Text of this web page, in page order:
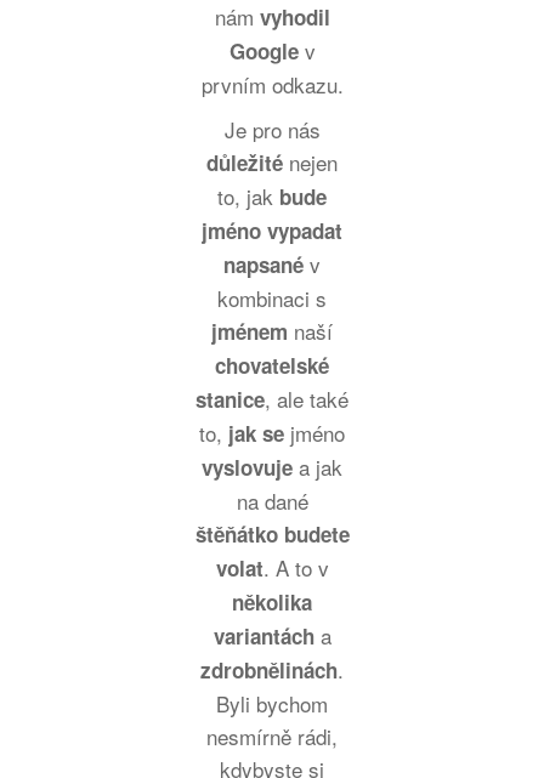
nám vyhodil
Googlev
prvním odkazu.
Je pro nás
důležité nejen
to, jak bude
jméno vypadat
napsané v
kombinaci s
jménem naší
chovatelské
stanice, ale také
to, jak se jméno
vyslovuje a jak
na dané
štěňátko budete
volat. A to v
několika
variantácha
zdrobnělinách.
Byli bychom
nesmírně rádi,
kdybyste si